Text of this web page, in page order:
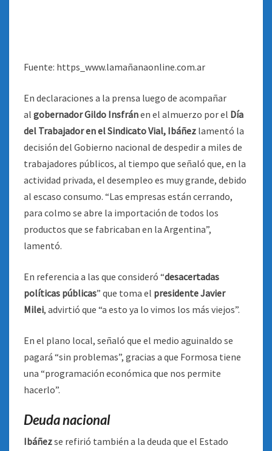
Fuente: https_www.lamañanaonline.com.ar
En declaraciones a la prensa luego de acompañar
al gobernador Gildo Insfránen el almuerzo por el Día
del Trabajador en el Sindicato Vial, Ibáñez lamentó la
decisión del Gobierno nacional de despedir a miles de
trabajadores públicos, al tiempo que señaló que, en la
actividad privada, el desempleo es muy grande, debido
al escaso consumo. “Las empresas están cerrando,
para colmo se abre la importación de todos los
productos que se fabricaban en la Argentina”,
lamentó.
En referencia a las que consideró “desacertadas
políticas públicas” que toma el presidente Javier
Milei, advirtió que “a esto ya lo vimos los más viejos”.
En el plano local, señaló que el medio aguinaldo se
pagará “sin problemas”, gracias a que Formosa tiene
una “programación económica que nos permite
hacerlo”.
Deuda nacional
Ibáñezse refirió también a la deuda que el Estado